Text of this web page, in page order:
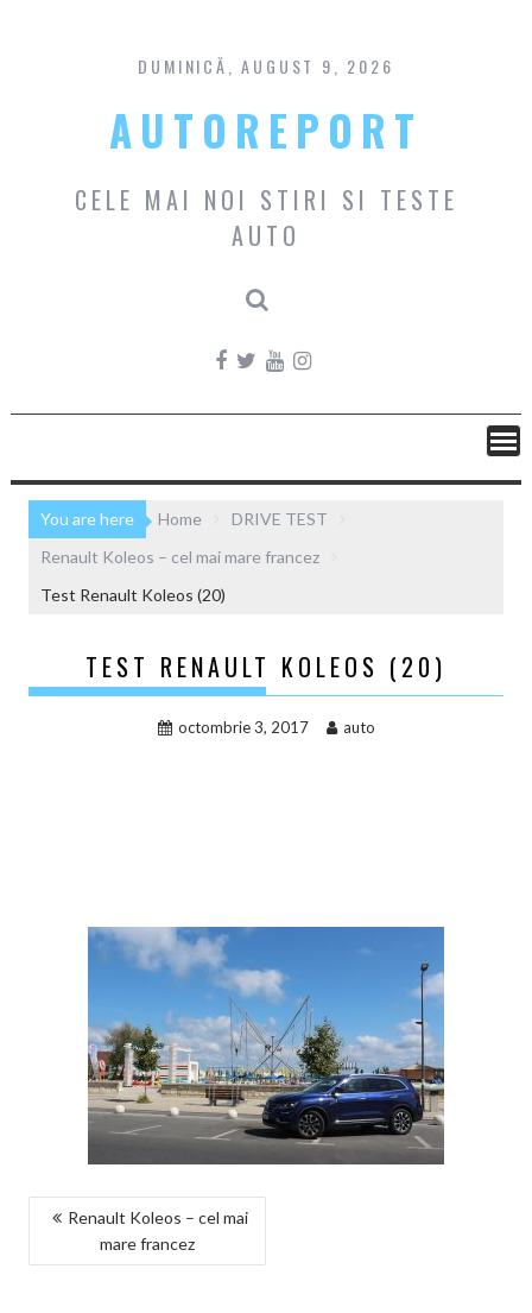
content
DUMINICĂ, AUGUST 9, 2026
AUTOREPORT
CELE MAI NOI STIRI SI TESTE
AUTO
You are here Home
DRIVE TEST
Renault Koleos – cel mai mare francez
Test Renault Koleos (20)
TEST RENAULT KOLEOS (20)
octombrie 3, 2017 auto
NAVIGARE
Renault Koleos – cel mai
mare francez